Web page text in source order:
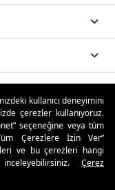
kullanıcı deneyimini
çerezler kullanıyoruz.
seçeneğine veya tüm
Çerezlere İzin Ver”
ve bu çerezleri hangi
inceleyebilirsiniz.
Çerez